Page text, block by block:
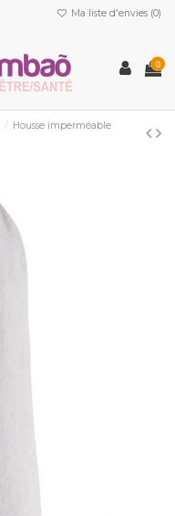
Ma liste d'envies (0)
0
Housse imperméable